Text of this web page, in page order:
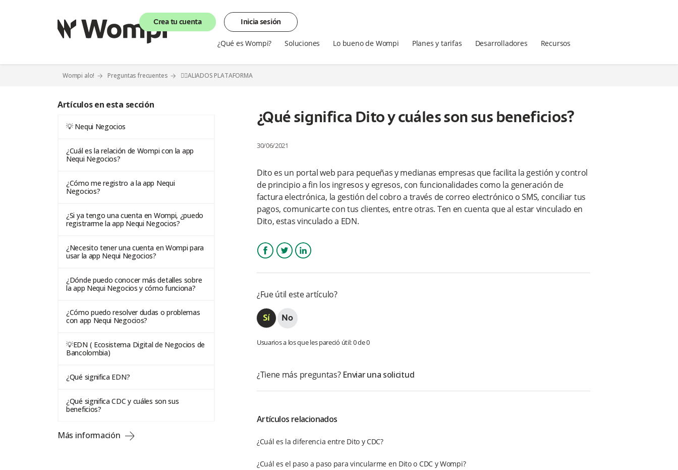
Crea tu cuenta Inicia sesión
¿Qué es Wompi? Soluciones Lo bueno de Wompi Planes y tarifas Desarrolladores Recursos
Wompi alo! Preguntas frecuentes ⛓️‍💥ALIADOS PLATAFORMA
Artículos en esta sección
💡 Nequi Negocios
¿Cuál es la relación de Wompi con la app
Nequi Negocios?
¿Cómo me registro a la app Nequi
Negocios?
¿Si ya tengo una cuenta en Wompi, ¿puedo
registrarme la app Nequi Negocios?
¿Necesito tener una cuenta en Wompi para
usar la app Nequi Negocios?
¿Dónde puedo conocer más detalles sobre
la app Nequi Negocios y cómo funciona?
¿Cómo puedo resolver dudas o problemas
con app Nequi Negocios?
💡EDN ( Ecosistema Digital de Negocios de
Bancolombia)
¿Qué significa EDN?
¿Qué significa CDC y cuáles son sus
beneficios?
Más información
¿Qué significa Dito y cuáles son sus beneficios?
30/06/2021
Dito es un portal web para pequeñas y medianas empresas que facilita la gestión y control
de principio a fin los ingresos y egresos, con funcionalidades como la generación de
factura electrónica, la gestión del cobro a través de correo electrónico o SMS, conciliar tus
pagos, comunicarte con tus clientes, entre otras. Ten en cuenta que al estar vinculado en
Dito, estas vinculado a EDN.
¿Fue útil este artículo?
Usuarios a los que les pareció útil: 0 de 0
¿Tiene más preguntas? Enviar una solicitud
Artículos relacionados
¿Cuál es la diferencia entre Dito y CDC?
¿Cuál es el paso a paso para vincularme en Dito o CDC y Wompi?